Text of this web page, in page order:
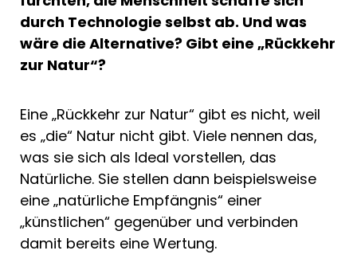
durch Technologie selbst ab. Und was
wäre die Alternative? Gibt eine „Rückkehr
zur Natur“?
Eine „Rückkehr zur Natur“ gibt es nicht, weil
es „die“ Natur nicht gibt. Viele nennen das,
was sie sich als Ideal vorstellen, das
Natürliche. Sie stellen dann beispielsweise
eine „natürliche Empfängnis“ einer
„künstlichen“ gegenüber und verbinden
damit bereits eine Wertung.